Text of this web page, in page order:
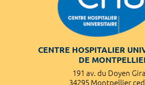
CENTRE HOSPITALIER
DE
191 av. du Doyen
34295 Montpellier